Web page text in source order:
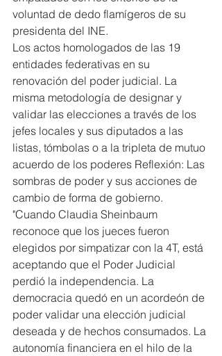
voluntad de dedo flamígeros de su
presidenta del INE.
Los actos homologados de las 19
entidades federativas en su
renovación del poder judicial. La
misma metodología de designar y
validar las elecciones a través de los
jefes locales y sus diputados a las
listas, tómbolas o a la tripleta de mutuo
acuerdo de los poderes Reflexión: Las
sombras de poder y sus acciones de
cambio de forma de gobierno.
"Cuando Claudia Sheinbaum
reconoce que los jueces fueron
elegidos por simpatizar con la 4T, está
aceptando que el Poder Judicial
perdió la independencia. La
democracia quedó en un acordeón de
poder validar una elección judicial
deseada y de hechos consumados. La
autonomía financiera en el hilo de la